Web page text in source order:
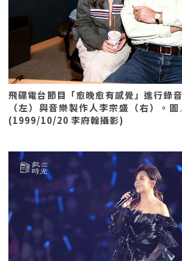
飛碟電台節目「愈晚愈有感覺」進行錄
（左）與音樂製作人李宗盛（右）。
(1999/10/20 李府翰攝影)